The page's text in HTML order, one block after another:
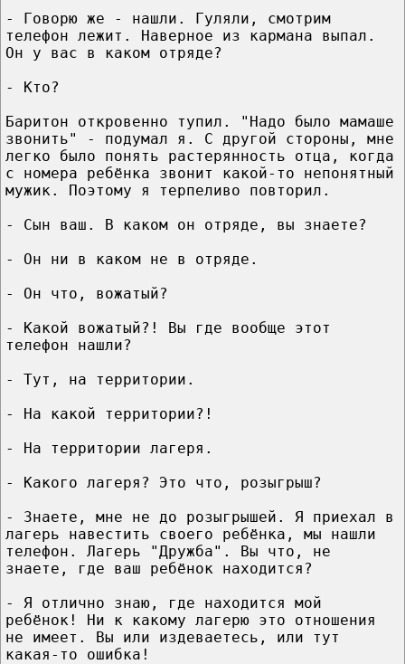
- Говорю же - нашли. Гуляли, смотрим
телефон лежит. Наверное из кармана выпал.
Он у вас в каком отряде?
- Кто?
Баритон откровенно тупил. "Надо было мамаше
звонить" - подумал я. С другой стороны, мне
легко было понять растерянность отца, когда
с номера ребёнка звонит какой-то непонятный
мужик. Поэтому я терпеливо повторил.
- Сын ваш. В каком он отряде, вы знаете?
- Он ни в каком не в отряде.
- Он что, вожатый?
- Какой вожатый?! Вы где вообще этот
телефон нашли?
- Тут, на территории.
- На какой территории?!
- На территории лагеря.
- Какого лагеря? Это что, розыгрыш?
- Знаете, мне не до розыгрышей. Я приехал в
лагерь навестить своего ребёнка, мы нашли
телефон. Лагерь "Дружба". Вы что, не
знаете, где ваш ребёнок находится?
- Я отлично знаю, где находится мой
ребёнок! Ни к какому лагерю это отношения
не имеет. Вы или издеваетесь, или тут
какая-то ошибка!